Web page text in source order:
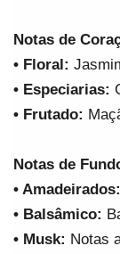
Notas de
• Floral:
• Especiarias:
• Frutado:
Notas de
• Amadeirados:
• Balsâmico:
• Musk: Notas